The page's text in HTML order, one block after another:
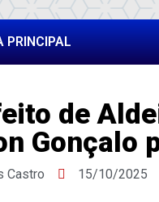
PRINCIPAL
de
Gonçalo
Castro 15/10/2025